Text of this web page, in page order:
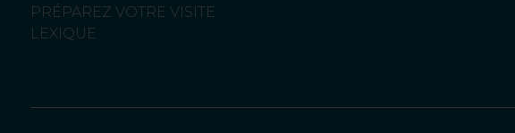
PRÉPAREZ VOTRE VISITE
LEXIQUE